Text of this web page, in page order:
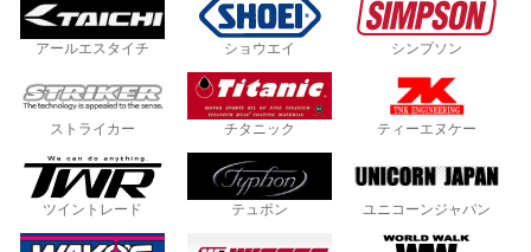
アールエスタイチ ショウエイ シンプソン
ストライカー チタニック ティーエヌケー
ツイントレード テュポン ユニコーンジャパン